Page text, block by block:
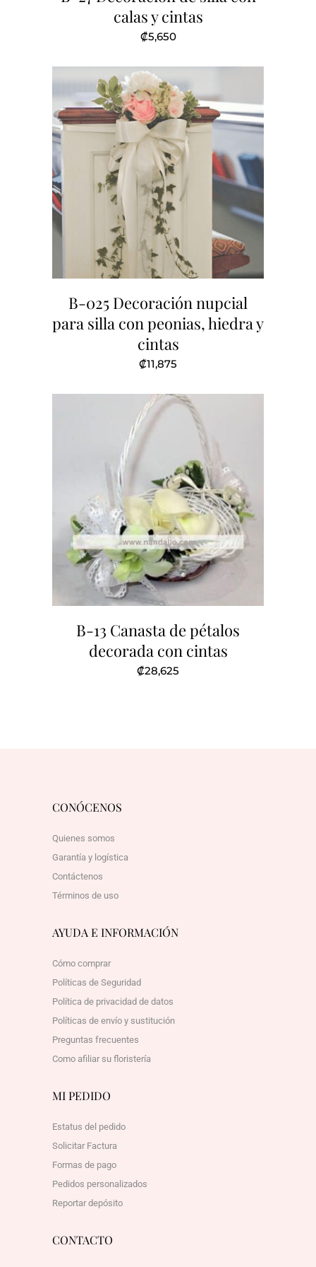
calas y cintas
₡5,650
B-025 Decoración nupcial
para silla con peonias, hiedra y
cintas
₡11,875
B-13 Canasta de pétalos
decorada con cintas
₡28,625
CONÓCENOS
Quienes somos
Garantía y logística
Contáctenos
Términos de uso
AYUDA E INFORMACIÓN
Cómo comprar
Políticas de Seguridad
Política de privacidad de datos
Políticas de envío y sustitución
Preguntas frecuentes
Como afiliar su floristería
MI PEDIDO
Estatus del pedido
Solicitar Factura
Formas de pago
Pedidos personalizados
Reportar depósito
CONTACTO